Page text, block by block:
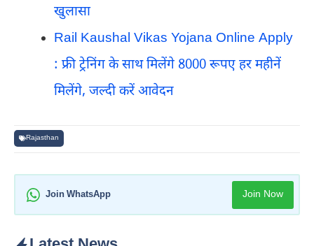
खुलासा
Rail Kaushal Vikas Yojana Online Apply
: फ्री ट्रेनिंग के साथ मिलेंगे 8000 रूपए हर महीनें
मिलेंगे, जल्दी करें आवेदन
Rajasthan
Join WhatsApp Join Now